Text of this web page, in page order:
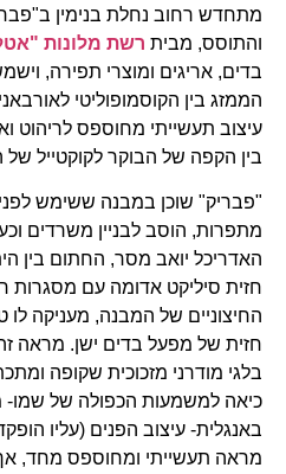
מתחדש רחוב נחלת בנימין
והתוסס, מביתרשת מלונות
בדים, אריגים ומוצרי תפירה, וישמש
הממזג בין הקוסמופוליטי
עיצוב תעשייתי מחוספס לריהוט
בין הקפה של הבוקר לקוקטייל של
"פבריק" שוכן במבנה ששימש לפני
האדריכל יואב מסר, החתום בין היתר
חזית סיליקט אדומה עם מסגרות
החיצוניים של המבנה, מעניקה לו
חזית של מפעל בדים ישן. מראה זה
בלגי מודרני מזכוכית שקופה
כיאה למשמעות הכפולה של שמו-
באנגלית- עיצוב הפנים (עליו הופקד
מראה תעשייתי ומחוספס מחד, אך